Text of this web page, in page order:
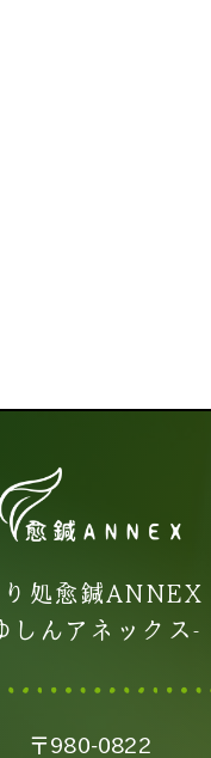
処愈鍼ANNEX
しんアネックス-
〒980-0822